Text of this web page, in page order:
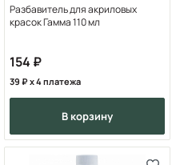
Разбавитель для акриловых
красок Гамма 110 мл
154
39 x 4 платежа
в корзину